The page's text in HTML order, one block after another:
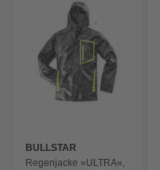
BULLSTAR
Regenjacke »ULTRA«,